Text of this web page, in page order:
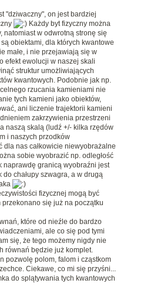
"dziwaczny", on jest bardziej
Każdy byt fizyczny można
natomiast w odwrotną stronę się
obiektami, dla których kwantowe
małe, i nie przejawiają się w
efekt ewolucji w naszej skali
struktur umożliwiających
kwantowych. Podobnie jak np.
rzucania kamieniami nie
tych kamieni jako obiektów,
ani liczenie trajektorii kamieni
zakrzywienia przestrzeni
naszą skalą (ludź +/- kilka rzędów
i naszych przodków
dla nas całkowicie niewyobrażalne
sobie wyobrazić np. odległość
naprawdę granicą wyobraźni jest
do chałupy szwagra, a w drugą
fizycznej mogą być
przekonano się już na początku
które od nieźle do bardzo
ale co się pod tymi
się, że tego możemy nigdy nie
równań będzie już komplet.
pozwolę polom, falom i cząstkom
Ciekawe, co mi się przyśni...
do splątywania tych kwantowych